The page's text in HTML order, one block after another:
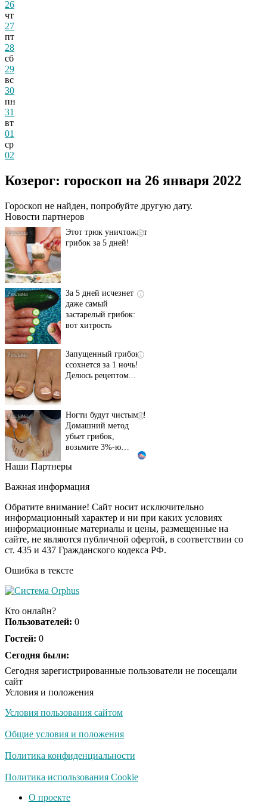
26
чт
27
пт
28
сб
29
вс
30
пн
31
вт
01
ср
02
Козерог: гороскоп на 26 января 2022
Гороскоп не найден, попробуйте другую дату.
Новости партнеров
запущенный грибок
исчезнет с корнем,
Этот трюк уничтожает
грибок за 5 дней!
За 5 дней исчезнет
даже самый
застарелый грибок:
вот хитрость
Запущенный грибок
ссохнется за 1 ночь!
Делюсь рецептом...
Ногти будут чистыми!
Домашний метод
убьет грибок,
возьмите 3%-ю…
Этот танец невесты
Пересмотрела 10 раз
i
Ролик длится пару
секунд, но вы будете в
шоке от увиденного
Ролик из Омска: вы
Ржу не переставая, это
не раз
Скрытая камера на
люди вытворяют, когда
Ролик длится
смеяться вы будете
Наши Партнеры
Важная информация
Обратите внимание! Сайт носит исключительно
информационный характер и ни при каких условиях
информационные материалы и цены, размещенные на
сайте, не являются публичной офертой, в соответствии со
ст. 435 и 437 Гражданского кодекса РФ.
Ошибка в тексте
Кто онлайн?
Пользователей: 0
Гостей: 0
Сегодня были:
Сегодня зарегистрированные пользователи не посещали
сайт
Условия и положения
Условия пользования сайтом
Общие условия и положения
Политика конфиденциальности
Политика использования Cookie
О проекте